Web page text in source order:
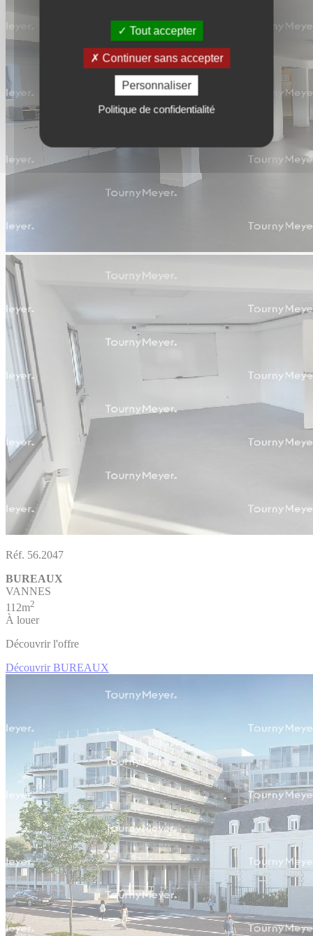
Tout accepter
Continuer sans accepter
Personnaliser
Politique de confidentialité
Réf. 56.2047
BUREAUX
VANNES
112m2
À louer
Découvrir l'offre
Découvrir BUREAUX